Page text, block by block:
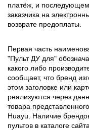
платёж, и
заказчика на
возврате предоплаты.
Первая часть
"Пульт ДУ для"
какого либо
сообщает, что бренд
этом заголовке или
реализуются через
товара
Huayu. Наличие
пультов в каталоге